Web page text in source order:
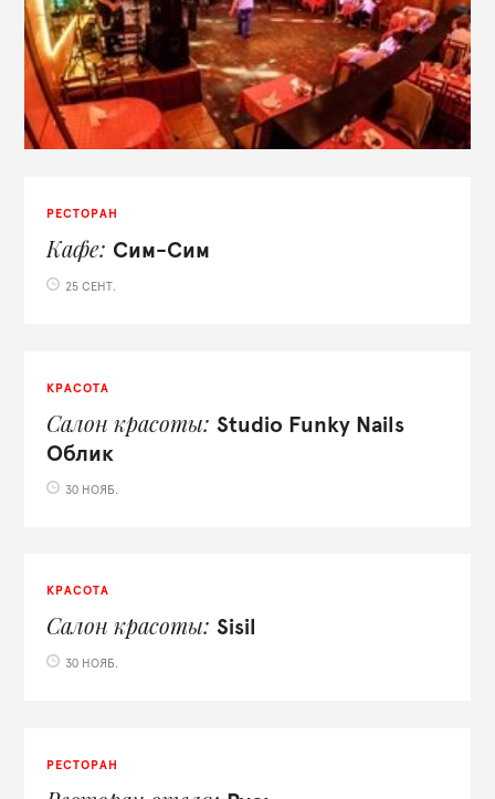
РЕСТОРАН
Кафе Сим-Сим
25 СЕНТ.
КРАСОТА
Салон красоты
Studio Funky Nails
Облик
30 НОЯБ.
КРАСОТА
Салон красоты Sisil
30 НОЯБ.
РЕСТОРАН